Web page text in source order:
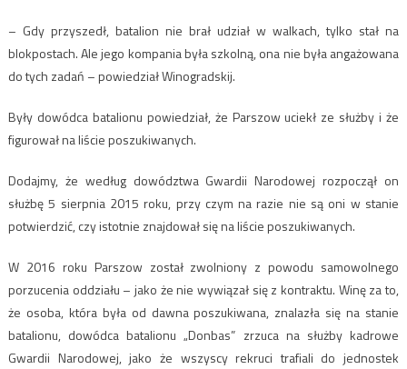
– Gdy przyszedł, batalion nie brał udział w walkach, tylko stał na
blokpostach. Ale jego kompania była szkolną, ona nie była angażowana
do tych zadań – powiedział Winogradskij.
Były dowódca batalionu powiedział, że Parszow uciekł ze służby i że
figurował na liście poszukiwanych.
Dodajmy, że według dowództwa Gwardii Narodowej rozpoczął on
służbę 5 sierpnia 2015 roku, przy czym na razie nie są oni w stanie
potwierdzić, czy istotnie znajdował się na liście poszukiwanych.
W 2016 roku Parszow został zwolniony z powodu samowolnego
porzucenia oddziału – jako że nie wywiązał się z kontraktu. Winę za to,
że osoba, która była od dawna poszukiwana, znalazła się na stanie
batalionu, dowódca batalionu „Donbas” zrzuca na służby kadrowe
Gwardii Narodowej, jako że wszyscy rekruci trafiali do jednostek